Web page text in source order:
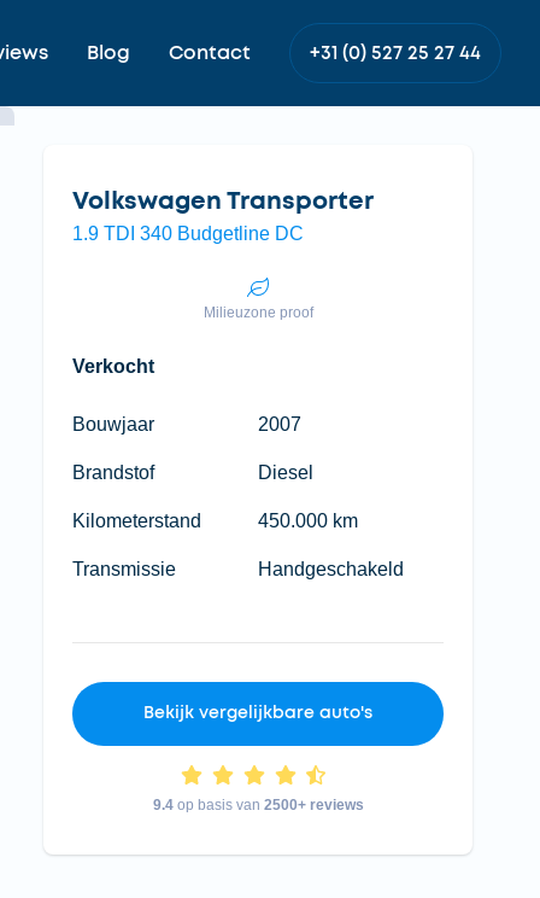
Blog Contact +31 (0) 527 25 27 44
Volkswagen Transporter
1.9 TDI 340 Budgetline DC
Milieuzone proof
Verkocht
Bouwjaar 2007
Brandstof Diesel
Kilometerstand 450.000 km
Transmissie Handgeschakeld
Bekijk vergelijkbare auto's
9.4op basis van 2500+ reviews